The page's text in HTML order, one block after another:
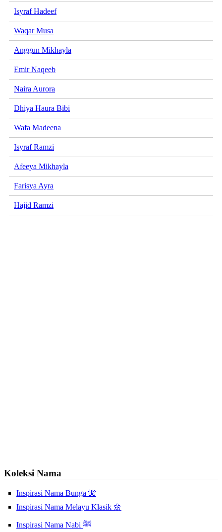
Isyraf Hadeef
Waqar Musa
Anggun Mikhayla
Emir Naqeeb
Naira Aurora
Dhiya Haura Bibi
Wafa Madeena
Isyraf Ramzi
Afeeya Mikhayla
Farisya Ayra
Hajid Ramzi
Koleksi Nama
Inspirasi Nama Bunga 🌺
Inspirasi Nama Melayu Klasik 🌼
Inspirasi Nama Nabi ﷺ